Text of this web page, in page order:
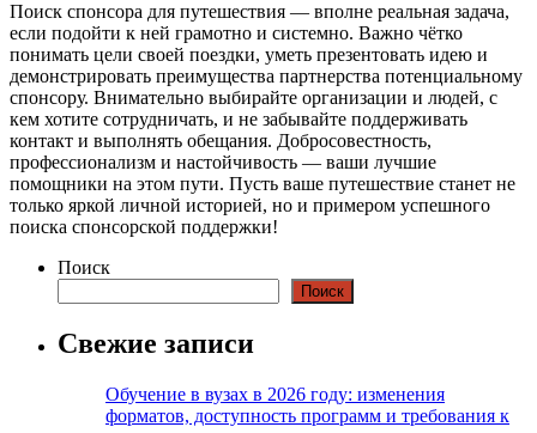
Поиск спонсора для путешествия — вполне реальная задача,
если подойти к ней грамотно и системно. Важно чётко
понимать цели своей поездки, уметь презентовать идею и
демонстрировать преимущества партнерства потенциальному
спонсору. Внимательно выбирайте организации и людей, с
кем хотите сотрудничать, и не забывайте поддерживать
контакт и выполнять обещания. Добросовестность,
профессионализм и настойчивость — ваши лучшие
помощники на этом пути. Пусть ваше путешествие станет не
только яркой личной историей, но и примером успешного
поиска спонсорской поддержки!
Поиск
Поиск
Свежие записи
Обучение в вузах в 2026 году: изменения
форматов, доступность программ и требования к